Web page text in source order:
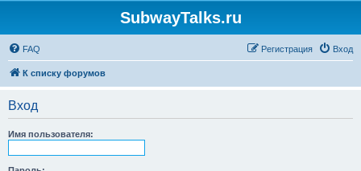
SubwayTalks.ru
FAQ Вход
Регистрация
К списку форумов
Вход
Имя пользователя: